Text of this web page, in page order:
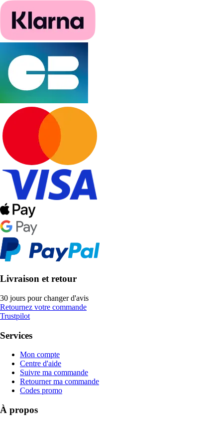
Livraison et retour
30 jours pour changer d'avis
Retournez votre commande
Trustpilot
Services
Mon compte
Centre d'aide
Suivre ma commande
Retourner ma commande
Codes promo
À propos